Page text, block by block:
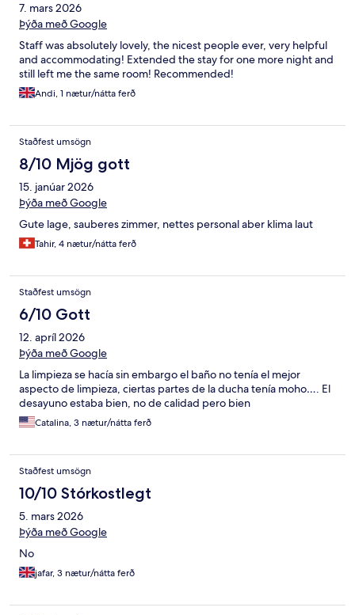
7. mars 2026
Þýða með Google
Staff was absolutely lovely, the nicest people ever, very helpful
and accommodating! Extended the stay for one more night and
still left me the same room! Recommended!
Andi, 1 nætur/nátta ferð
Staðfest umsögn
8/10 Mjög gott
15. janúar 2026
Þýða með Google
Gute lage, sauberes zimmer, nettes personal aber klima laut
Tahir, 4 nætur/nátta ferð
Staðfest umsögn
6/10 Gott
12. apríl 2026
Þýða með Google
La limpieza se hacía sin embargo el baño no tenía el mejor
aspecto de limpieza, ciertas partes de la ducha tenía moho…. El
desayuno estaba bien, no de calidad pero bien
Catalina, 3 nætur/nátta ferð
Staðfest umsögn
10/10 Stórkostlegt
5. mars 2026
Þýða með Google
No
jafar, 3 nætur/nátta ferð